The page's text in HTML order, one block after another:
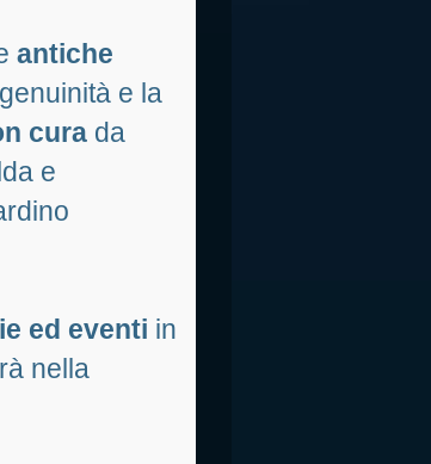
antiche
e la
cura da
e
ed eventi in
nella